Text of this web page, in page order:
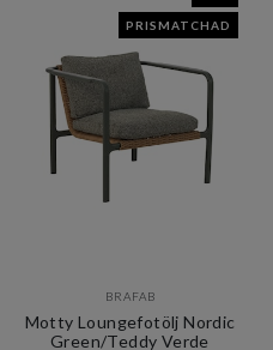
PRISMATCHAD
BRAFAB
Motty Loungefotölj Nordic
Green/Teddy Verde